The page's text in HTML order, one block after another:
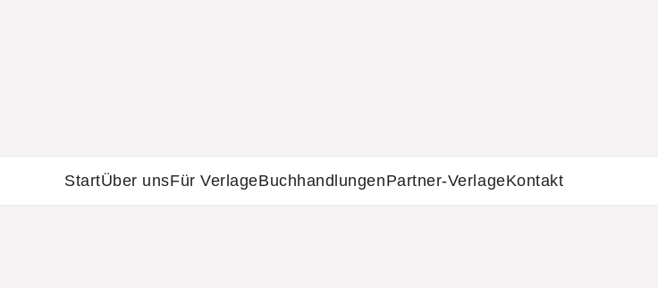
StartÜber unsFür VerlageBuchhandlungenPartner-VerlageKontakt